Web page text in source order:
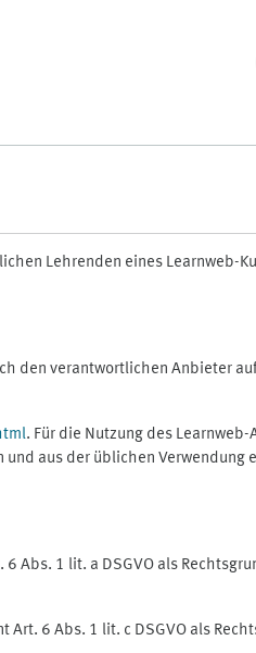
Lehrenden eines Learnweb-
den verantwortlichen Anbieter
. Für die Nutzung des
aus der üblichen Verwendung
Abs. 1 lit. a DSGVO als
6 Abs. 1 lit. c DSGVO als